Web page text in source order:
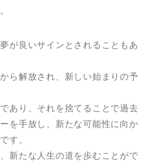
が良いサインとされることもあ
ら解放され、新しい始まりの予
あり、それを捨てることで過去
を手放し、新たな可能性に向か
す。
新たな人生の道を歩むことがで